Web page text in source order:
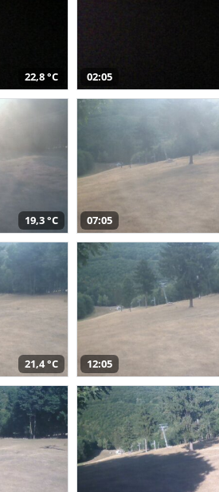
22,8 °C 02:05
19,3 °C 07:05
21,4 °C 12:05